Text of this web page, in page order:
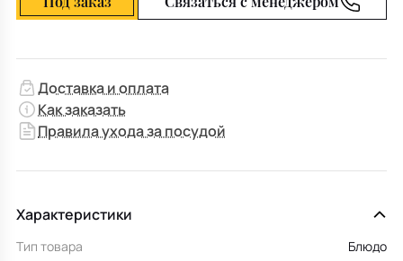
Доставка и оплата
Как заказать
Правила ухода за посудой
Характеристики
Тип товара
Блюдо